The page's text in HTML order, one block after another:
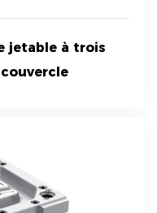
jetable à trois